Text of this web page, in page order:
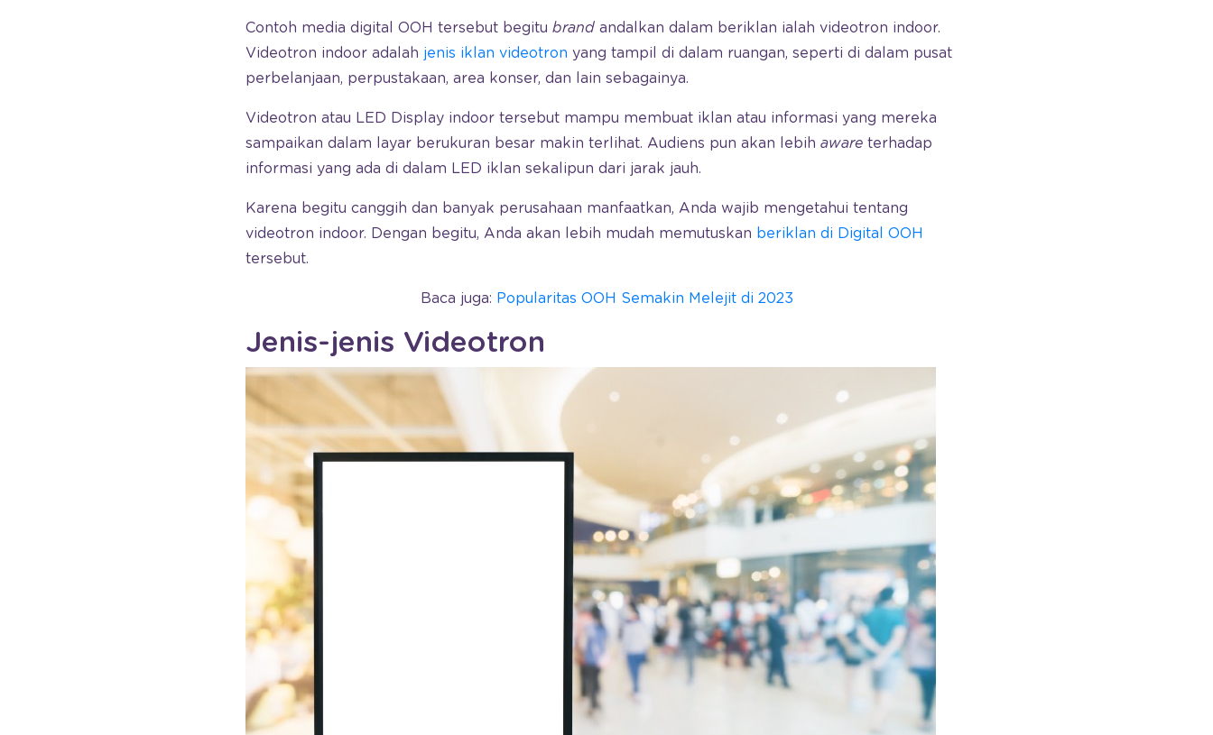
Contoh media digital OOH tersebut begitu brand andalkan dalam beriklan ialah videotron indoor.
Videotron indoor adalah jenis iklan videotron yang tampil di dalam ruangan, seperti di dalam pusat
perbelanjaan, perpustakaan, area konser, dan lain sebagainya.
Videotron atau LED Display indoor tersebut mampu membuat iklan atau informasi yang mereka
sampaikan dalam layar berukuran besar makin terlihat. Audiens pun akan lebih aware terhadap
informasi yang ada di dalam LED iklan sekalipun dari jarak jauh.
Karena begitu canggih dan banyak perusahaan manfaatkan, Anda wajib mengetahui tentang
videotron indoor. Dengan begitu, Anda akan lebih mudah memutuskan beriklan di Digital OOH
tersebut.
Baca juga: Popularitas OOH Semakin Melejit di 2023
Jenis-jenis Videotron